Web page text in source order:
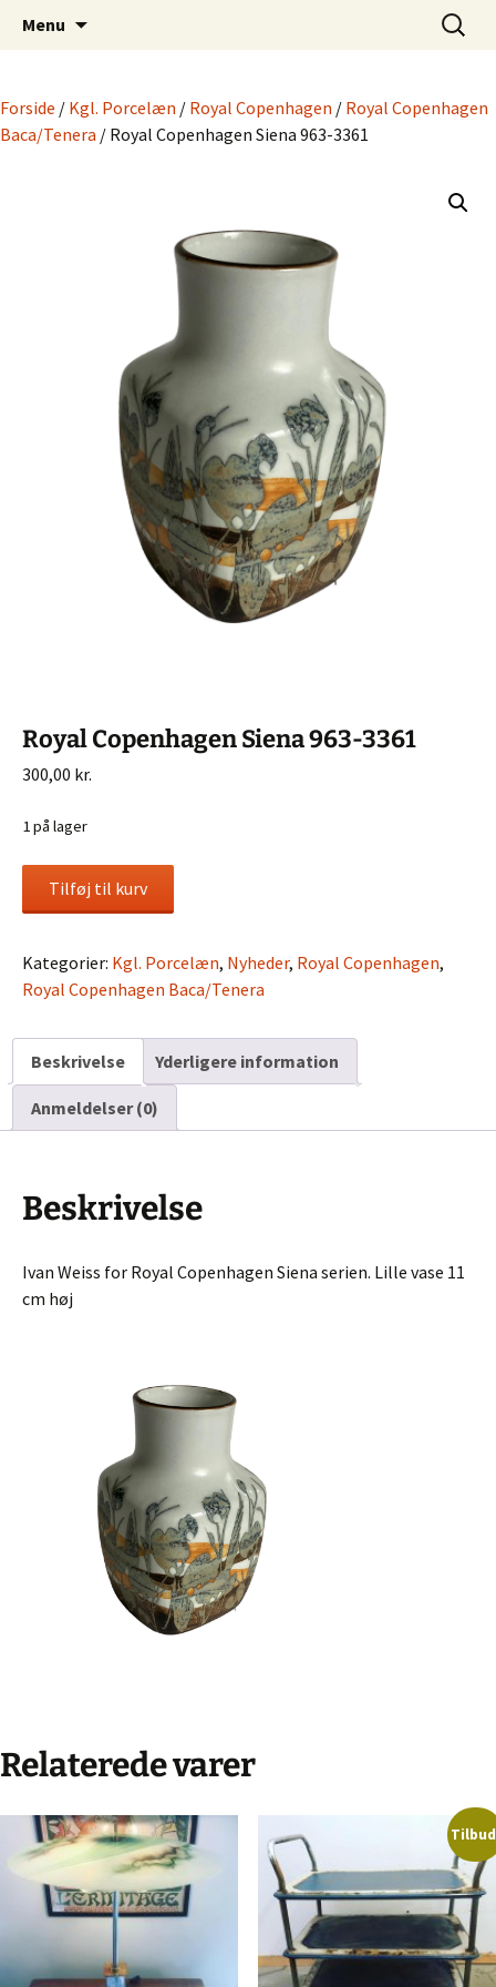
Retro-Shoppen.DK
Dansk Design fra 1940 til 1980
Menu
Søg
efter:
Forside / Kgl. Porcelæn / Royal Copenhagen / Royal Copenhagen
Baca/Tenera / Royal Copenhagen Siena 963-3361
Royal Copenhagen Siena 963-3361
300,00 kr.
1 på lager
Royal
Copenhagen
963-
3361
Tilføj til kurv
Kategorier: Kgl. Porcelæn, Nyheder, Royal Copenhagen,
Royal Copenhagen Baca/Tenera
Beskrivelse Yderligere information
Anmeldelser (0)
Beskrivelse
Ivan Weiss for Royal Copenhagen Siena serien. Lille vase 11
cm høj
Relaterede varer